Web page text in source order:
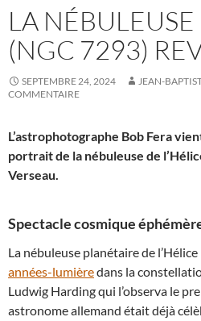
LA NÉBULEUSE
(NGC 7293)
SEPTEMBRE 24, 2024 JEAN-
COMMENTAIRE
L’astrophotographe Bob Fera
portrait de la nébuleuse de
Verseau.
Spectacle cosmique
La nébuleuse planétaire de
années-lumièredans la
Ludwig Harding qui l’observa le
astronome allemand était déjà